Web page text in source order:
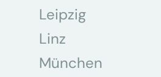
Leipzig
Linz
München